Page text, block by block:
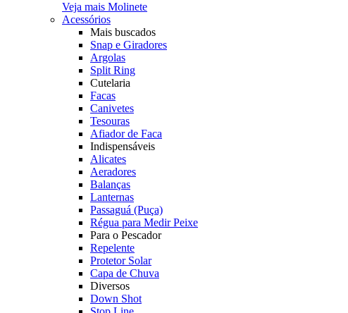
Veja mais Molinete
Acessórios
Mais buscados
Snap e Giradores
Argolas
Split Ring
Cutelaria
Facas
Canivetes
Tesouras
Afiador de Faca
Indispensáveis
Alicates
Aeradores
Balanças
Lanternas
Passaguá (Puça)
Régua para Medir Peixe
Para o Pescador
Repelente
Protetor Solar
Capa de Chuva
Diversos
Down Shot